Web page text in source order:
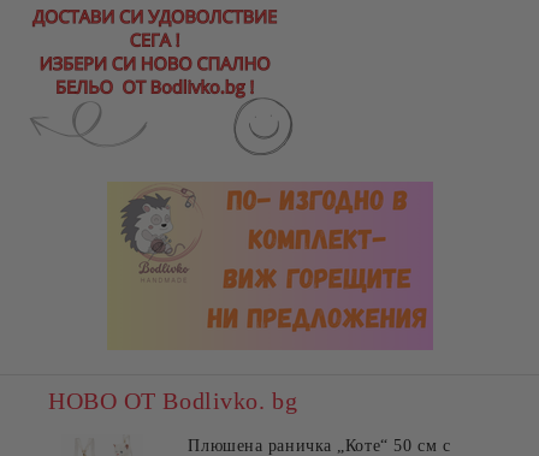
НОВО ОТ Bodlivko. bg
Плюшена раничка „Коте“ 50 см с